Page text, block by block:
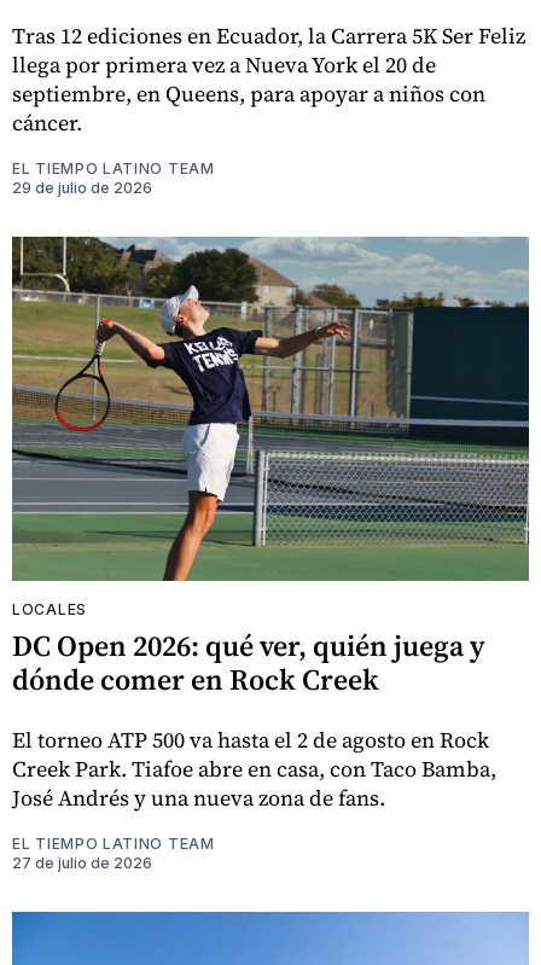
Tras 12 ediciones en Ecuador, la Carrera 5K Ser Feliz
llega por primera vez a Nueva York el 20 de
septiembre, en Queens, para apoyar a niños con
cáncer.
EL TIEMPO LATINO TEAM
29 de julio de 2026
LOCALES
DC Open 2026: qué ver, quién juega y
dónde comer en Rock Creek
El torneo ATP 500 va hasta el 2 de agosto en Rock
Creek Park. Tiafoe abre en casa, con Taco Bamba,
José Andrés y una nueva zona de fans.
EL TIEMPO LATINO TEAM
27 de julio de 2026